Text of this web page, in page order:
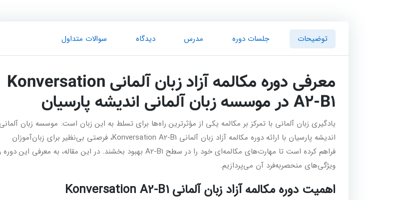
توضیحات جلسات دوره مدرس دیدگاه سوالات متداول
معرفی دوره مکالمه آزاد زبان آلمانی Konversation
A2-B1 در موسسه زبان آلمانی اندیشه پارسیان
یادگیری زبان آلمانی با تمرکز بر مکالمه یکی از مؤثرترین راه‌ها برای تسلط به این زبان است. موسسه زبان آلمانی
اندیشه پارسیان با ارائه دوره مکالمه آزاد زبان آلمانی Konversation A2-B1، فرصتی بی‌نظیر برای زبان‌آموزان
فراهم کرده است تا مهارت‌های مکالمه‌ای خود را در سطح A2-B1 بهبود بخشند. در این مقاله، به معرفی این دوره و
ویژگی‌های منحصربه‌فرد آن می‌پردازیم.
اهمیت دوره مکالمه آزاد زبان آلمانی Konversation A2-B1